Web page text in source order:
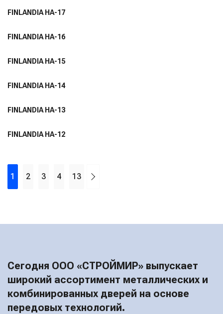
FINLANDIA HA-17
FINLANDIA HA-16
FINLANDIA HA-15
FINLANDIA HA-14
FINLANDIA HA-13
FINLANDIA HA-12
1 2 3 4 13
Сегодня ООО «СТРОЙМИР» выпускает
широкий ассортимент металлических и
комбинированных дверей на основе
передовых технологий.